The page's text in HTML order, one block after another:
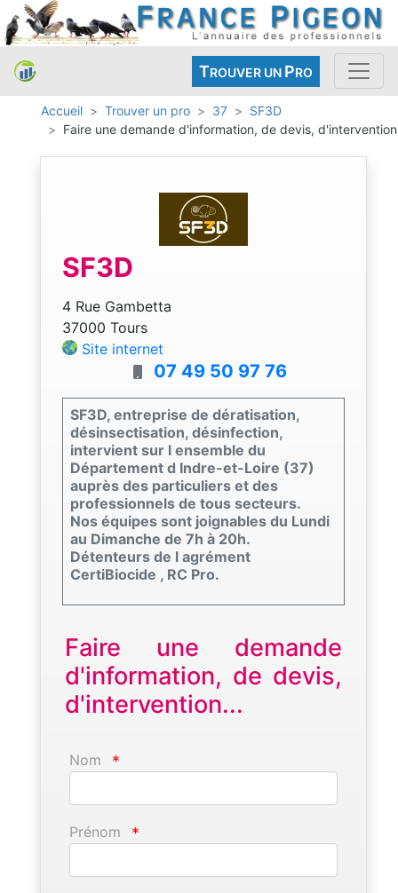
TROUVER UN PRO
Accueil Trouver un pro 37
SF3D
Faire une demande d'information, de devis, d'intervention
SF3D
4 Rue Gambetta
37000 Tours
Site internet
07 49 50 97 76
SF3D, entreprise de dératisation,
désinsectisation, désinfection,
intervient sur l ensemble du
Département d Indre-et-Loire (37)
auprès des particuliers et des
professionnels de tous secteurs.
Nos équipes sont joignables du Lundi
au Dimanche de 7h à 20h.
Détenteurs de l agrément
CertiBiocide , RC Pro.
Faire une demande
d'information, de devis,
d'intervention...
Nom *
Prénom *